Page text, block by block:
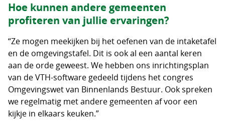
Hoe kunnen andere gemeenten
profiteren van jullie ervaringen?
“Ze mogen meekijken bij het oefenen van de intaketafel
en de omgevingstafel. Dit is ook al een aantal keren
aan de orde geweest. We hebben ons inrichtingsplan
van de VTH-software gedeeld tijdens het congres
Omgevingswet van Binnenlands Bestuur. Ook spreken
we regelmatig met andere gemeenten af voor een
kijkje in elkaars keuken.”